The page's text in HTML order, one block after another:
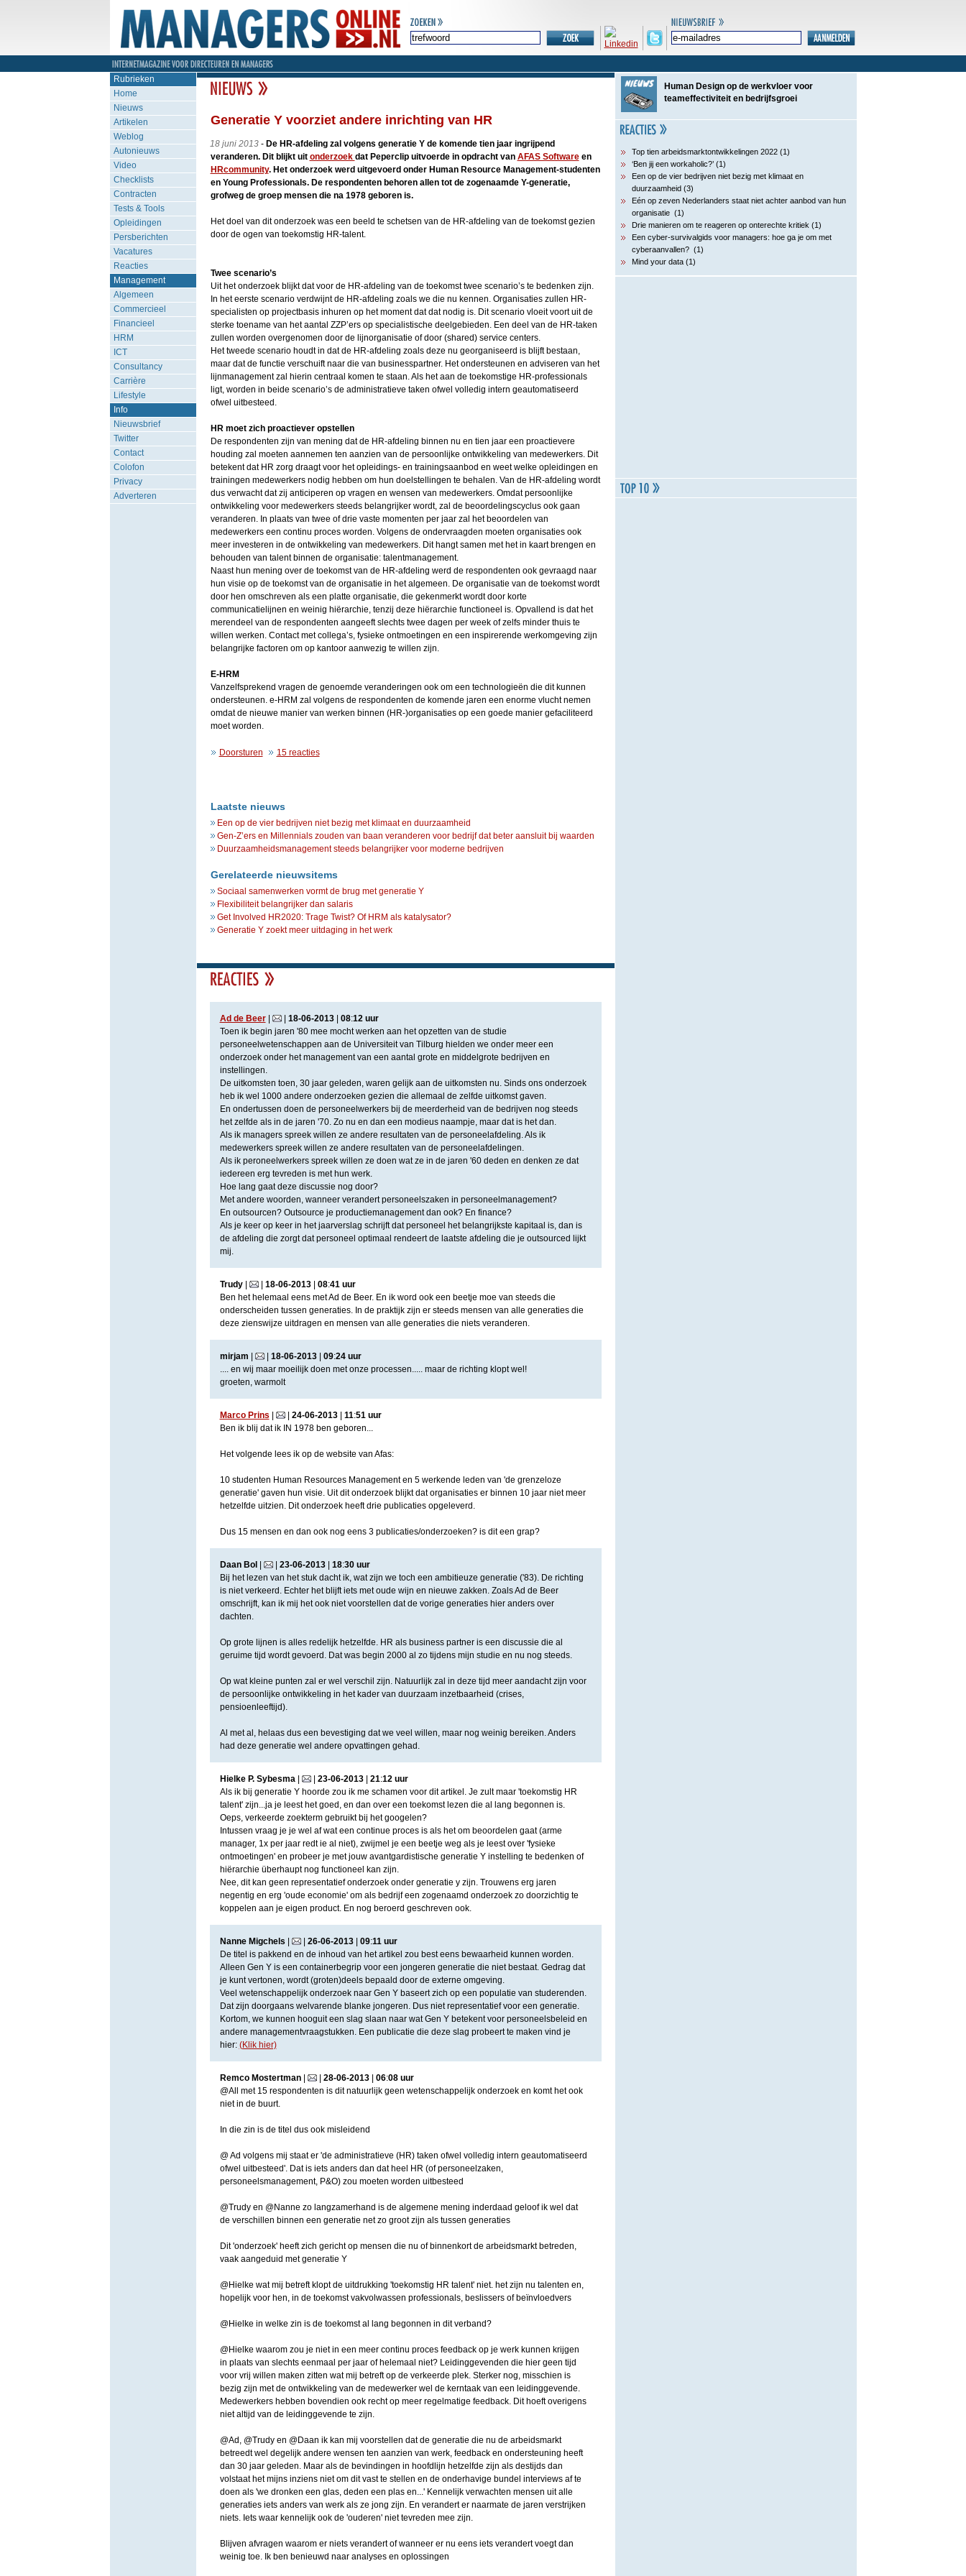
Rubrieken
Home
Nieuws
Artikelen
Weblog
Autonieuws
Video
Checklists
Contracten
Tests & Tools
Opleidingen
Persberichten
Vacatures
Reacties
Management
Algemeen
Commercieel
Financieel
HRM
ICT
Consultancy
Carrière
Lifestyle
Info
Nieuwsbrief
Twitter
Contact
Colofon
Privacy
Adverteren
Generatie Y voorziet andere inrichting van HR
18 juni 2013- De HR-afdeling zal volgens generatie Y de komende tien jaar ingrijpend
veranderen. Dit blijkt uit onderzoek dat Peperclip uitvoerde in opdracht van AFAS Softwareen
HRcommunity. Het onderzoek werd uitgevoerd onder Human Resource Management-studenten
en Young Professionals. De respondenten behoren allen tot de zogenaamde Y-generatie,
grofweg de groep mensen die na 1978 geboren is.
Het doel van dit onderzoek was een beeld te schetsen van de HR-afdeling van de toekomst gezien
door de ogen van toekomstig HR-talent.
Twee scenario’s
Uit het onderzoek blijkt dat voor de HR-afdeling van de toekomst twee scenario’s te bedenken zijn.
In het eerste scenario verdwijnt de HR-afdeling zoals we die nu kennen. Organisaties zullen HR-
specialisten op projectbasis inhuren op het moment dat dat nodig is. Dit scenario vloeit voort uit de
sterke toename van het aantal ZZP’ers op specialistische deelgebieden. Een deel van de HR-taken
zullen worden overgenomen door de lijnorganisatie of door (shared) service centers.
Het tweede scenario houdt in dat de HR-afdeling zoals deze nu georganiseerd is blijft bestaan,
maar dat de functie verschuift naar die van businesspartner. Het ondersteunen en adviseren van het
lijnmanagement zal hierin centraal komen te staan. Als het aan de toekomstige HR-professionals
ligt, worden in beide scenario’s de administratieve taken ofwel volledig intern geautomatiseerd
ofwel uitbesteed.
HR moet zich proactiever opstellen
De respondenten zijn van mening dat de HR-afdeling binnen nu en tien jaar een proactievere
houding zal moeten aannemen ten aanzien van de persoonlijke ontwikkeling van medewerkers. Dit
betekent dat HR zorg draagt voor het opleidings- en trainingsaanbod en weet welke opleidingen en
trainingen medewerkers nodig hebben om hun doelstellingen te behalen. Van de HR-afdeling wordt
dus verwacht dat zij anticiperen op vragen en wensen van medewerkers. Omdat persoonlijke
ontwikkeling voor medewerkers steeds belangrijker wordt, zal de beoordelingscyclus ook gaan
veranderen. In plaats van twee of drie vaste momenten per jaar zal het beoordelen van
medewerkers een continu proces worden. Volgens de ondervraagden moeten organisaties ook
meer investeren in de ontwikkeling van medewerkers. Dit hangt samen met het in kaart brengen en
behouden van talent binnen de organisatie: talentmanagement.
Naast hun mening over de toekomst van de HR-afdeling werd de respondenten ook gevraagd naar
hun visie op de toekomst van de organisatie in het algemeen. De organisatie van de toekomst wordt
door hen omschreven als een platte organisatie, die gekenmerkt wordt door korte
communicatielijnen en weinig hiërarchie, tenzij deze hiërarchie functioneel is. Opvallend is dat het
merendeel van de respondenten aangeeft slechts twee dagen per week of zelfs minder thuis te
willen werken. Contact met collega’s, fysieke ontmoetingen en een inspirerende werkomgeving zijn
belangrijke factoren om op kantoor aanwezig te willen zijn.
E-HRM
Vanzelfsprekend vragen de genoemde veranderingen ook om een technologieën die dit kunnen
ondersteunen. e-HRM zal volgens de respondenten de komende jaren een enorme vlucht nemen
omdat de nieuwe manier van werken binnen (HR-)organisaties op een goede manier gefaciliteerd
moet worden.
Doorsturen 15 reacties
Laatste nieuws
Een op de vier bedrijven niet bezig met klimaat en duurzaamheid
Gen-Z’ers en Millennials zouden van baan veranderen voor bedrijf dat beter aansluit bij waarden
Duurzaamheidsmanagement steeds belangrijker voor moderne bedrijven
Gerelateerde nieuwsitems
Sociaal samenwerken vormt de brug met generatie Y
Flexibiliteit belangrijker dan salaris
Get Involved HR2020: Trage Twist? Of HRM als katalysator?
Generatie Y zoekt meer uitdaging in het werk
Ad de Beer| | 18-06-2013| 08:12 uur
Toen ik begin jaren '80 mee mocht werken aan het opzetten van de studie
personeelwetenschappen aan de Universiteit van Tilburg hielden we onder meer een
onderzoek onder het management van een aantal grote en middelgrote bedrijven en
instellingen.
De uitkomsten toen, 30 jaar geleden, waren gelijk aan de uitkomsten nu. Sinds ons onderzoek
heb ik wel 1000 andere onderzoeken gezien die allemaal de zelfde uitkomst gaven.
En ondertussen doen de personeelwerkers bij de meerderheid van de bedrijven nog steeds
het zelfde als in de jaren '70. Zo nu en dan een modieus naampje, maar dat is het dan.
Als ik managers spreek willen ze andere resultaten van de personeelafdeling. Als ik
medewerkers spreek willen ze andere resultaten van de personeelafdelingen.
Als ik peroneelwerkers spreek willen ze doen wat ze in de jaren '60 deden en denken ze dat
iedereen erg tevreden is met hun werk.
Hoe lang gaat deze discussie nog door?
Met andere woorden, wanneer verandert personeelszaken in personeelmanagement?
En outsourcen? Outsource je productiemanagement dan ook? En finance?
Als je keer op keer in het jaarverslag schrijft dat personeel het belangrijkste kapitaal is, dan is
de afdeling die zorgt dat personeel optimaal rendeert de laatste afdeling die je outsourced lijkt
mij.
Trudy| | 18-06-2013| 08:41 uur
Ben het helemaal eens met Ad de Beer. En ik word ook een beetje moe van steeds die
onderscheiden tussen generaties. In de praktijk zijn er steeds mensen van alle generaties die
deze zienswijze uitdragen en mensen van alle generaties die niets veranderen.
mirjam | 18-06-2013| 09:24 uur
.... en wij maar moeilijk doen met onze processen..... maar de richting klopt wel!
groeten, warmolt
Marco Prins | 24-06-2013| 11:51 uur
Ben ik blij dat ik IN 1978 ben geboren...
Het volgende lees ik op de website van Afas:
10 studenten Human Resources Management en 5 werkende leden van 'de grenzeloze
generatie' gaven hun visie. Uit dit onderzoek blijkt dat organisaties er binnen 10 jaar niet meer
hetzelfde uitzien. Dit onderzoek heeft drie publicaties opgeleverd.
Dus 15 mensen en dan ook nog eens 3 publicaties/onderzoeken? is dit een grap?
Daan Bol | 23-06-2013| 18:30 uur
Bij het lezen van het stuk dacht ik, wat zijn we toch een ambitieuze generatie ('83). De richting
is niet verkeerd. Echter het blijft iets met oude wijn en nieuwe zakken. Zoals Ad de Beer
omschrijft, kan ik mij het ook niet voorstellen dat de vorige generaties hier anders over
dachten.
Op grote lijnen is alles redelijk hetzelfde. HR als business partner is een discussie die al
geruime tijd wordt gevoerd. Dat was begin 2000 al zo tijdens mijn studie en nu nog steeds.
Op wat kleine punten zal er wel verschil zijn. Natuurlijk zal in deze tijd meer aandacht zijn voor
de persoonlijke ontwikkeling in het kader van duurzaam inzetbaarheid (crises,
pensioenleeftijd).
Al met al, helaas dus een bevestiging dat we veel willen, maar nog weinig bereiken. Anders
had deze generatie wel andere opvattingen gehad.
Hielke P. Sybesma| | 23-06-2013| 21:12 uur
Als ik bij generatie Y hoorde zou ik me schamen voor dit artikel. Je zult maar 'toekomstig HR
talent' zijn...ja je leest het goed, en dan over een toekomst lezen die al lang begonnen is.
Oeps, verkeerde zoekterm gebruikt bij het googelen?
Intussen vraag je je wel af wat een continue proces is als het om beoordelen gaat (arme
manager, 1x per jaar redt ie al niet), zwijmel je een beetje weg als je leest over 'fysieke
ontmoetingen' en probeer je met jouw avantgardistische generatie Y instelling te bedenken of
hiërarchie überhaupt nog functioneel kan zijn.
Nee, dit kan geen representatief onderzoek onder generatie y zijn. Trouwens erg jaren
negentig en erg 'oude economie' om als bedrijf een zogenaamd onderzoek zo doorzichtig te
koppelen aan je eigen product. En nog beroerd geschreven ook.
Nanne Migchels | 26-06-2013| 09:11 uur
De titel is pakkend en de inhoud van het artikel zou best eens bewaarheid kunnen worden.
Alleen Gen Y is een containerbegrip voor een jongeren generatie die niet bestaat. Gedrag dat
je kunt vertonen, wordt (groten)deels bepaald door de externe omgeving.
Veel wetenschappelijk onderzoek naar Gen Y baseert zich op een populatie van studerenden.
Dat zijn doorgaans welvarende blanke jongeren. Dus niet representatief voor een generatie.
Kortom, we kunnen hooguit een slag slaan naar wat Gen Y betekent voor personeelsbeleid en
andere managementvraagstukken. Een publicatie die deze slag probeert te maken vind je
hier: (Klik hier)
Remco Mostertman| | 28-06-2013| 06:08 uur
@All met 15 respondenten is dit natuurlijk geen wetenschappelijk onderzoek en komt het ook
niet in de buurt.
In die zin is de titel dus ook misleidend
@ Ad volgens mij staat er 'de administratieve (HR) taken ofwel volledig intern geautomatiseerd
ofwel uitbesteed'. Dat is iets anders dan dat heel HR (of personeelzaken,
personeelsmanagement, P&O) zou moeten worden uitbesteed
@Trudy en @Nanne zo langzamerhand is de algemene mening inderdaad geloof ik wel dat
de verschillen binnen een generatie net zo groot zijn als tussen generaties
Dit 'onderzoek' heeft zich gericht op mensen die nu of binnenkort de arbeidsmarkt betreden,
vaak aangeduid met generatie Y
@Hielke wat mij betreft klopt de uitdrukking 'toekomstig HR talent' niet. het zijn nu talenten en,
hopelijk voor hen, in de toekomst vakvolwassen professionals, beslissers of beïnvloedvers
@Hielke in welke zin is de toekomst al lang begonnen in dit verband?
@Hielke waarom zou je niet in een meer continu proces feedback op je werk kunnen krijgen
in plaats van slechts eenmaal per jaar of helemaal niet? Leidinggevenden die hier geen tijd
voor vrij willen maken zitten wat mij betreft op de verkeerde plek. Sterker nog, misschien is
bezig zijn met de ontwikkeling van de medewerker wel de kerntaak van een leidinggevende.
Medewerkers hebben bovendien ook recht op meer regelmatige feedback. Dit hoeft overigens
niet altijd van de leidinggevende te zijn.
@Ad, @Trudy en @Daan ik kan mij voorstellen dat de generatie die nu de arbeidsmarkt
betreedt wel degelijk andere wensen ten aanzien van werk, feedback en ondersteuning heeft
dan 30 jaar geleden. Maar als de bevindingen in hoofdlijn hetzelfde zijn als destijds dan
volstaat het mijns inziens niet om dit vast te stellen en de onderhavige bundel interviews af te
doen als 'we dronken een glas, deden een plas en...' Kennelijk verwachten mensen uit alle
generaties iets anders van werk als ze jong zijn. En verandert er naarmate de jaren verstrijken
niets. Iets waar kennelijk ook de 'ouderen' niet tevreden mee zijn.
Blijven afvragen waarom er niets verandert of wanneer er nu eens iets verandert voegt dan
weinig toe. Ik ben benieuwd naar analyses en oplossingen
Human Design op de werkvloer voor
teameffectiviteit en bedrijfsgroei
Top tien arbeidsmarktontwikkelingen 2022 (1)
‘Ben jij een workaholic?’ (1)
Een op de vier bedrijven niet bezig met klimaat en
duurzaamheid (3)
Eén op zeven Nederlanders staat niet achter aanbod van hun
organisatie (1)
Drie manieren om te reageren op onterechte kritiek (1)
Een cyber-survivalgids voor managers: hoe ga je om met
cyberaanvallen? (1)
Mind your data (1)